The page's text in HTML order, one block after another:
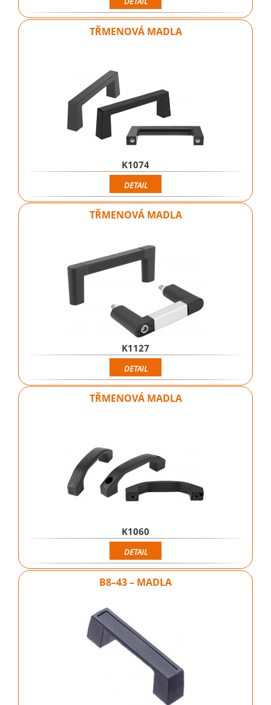
TŘMENOVÁ MADLA
K1074
DETAIL
TŘMENOVÁ MADLA
K1127
DETAIL
TŘMENOVÁ MADLA
K1060
DETAIL
B8–43 – MADLA